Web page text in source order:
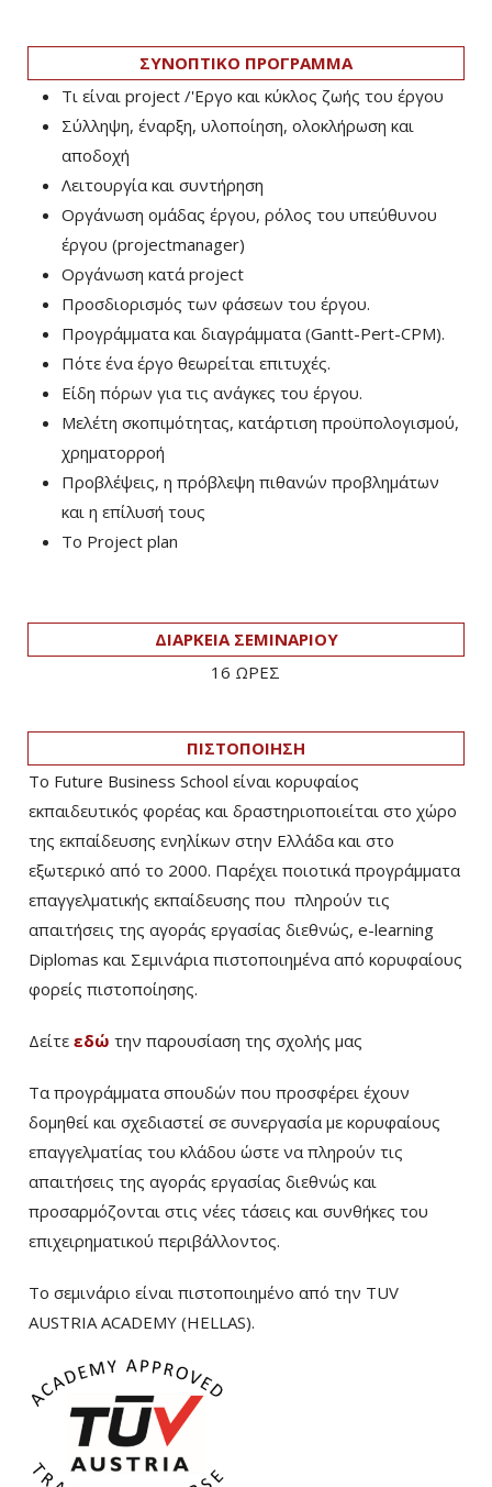
ΣΥΝΟΠΤΙΚΟ ΠΡΟΓΡΑΜΜΑ
Τι είναι project /'Εργο και κύκλος ζωής του έργου
Σύλληψη, έναρξη, υλοποίηση, ολοκλήρωση και
αποδοχή
Λειτουργία και συντήρηση
Οργάνωση ομάδας έργου, ρόλος του υπεύθυνου
έργου (projectmanager)
Οργάνωση κατά project
Προσδιορισμός των φάσεων του έργου.
Προγράμματα και διαγράμματα (Gantt-Pert-CPM).
Πότε ένα έργο θεωρείται επιτυχές.
Είδη πόρων για τις ανάγκες του έργου.
Μελέτη σκοπιμότητας, κατάρτιση προϋπολογισμού,
χρηματορροή
Προβλέψεις, η πρόβλεψη πιθανών προβλημάτων
και η επίλυσή τους
Tο Project plan
ΔΙΑΡΚΕΙΑ ΣΕΜΙΝΑΡΙΟΥ
16 ΩΡΕΣ
ΠΙΣΤΟΠΟΙΗΣΗ
Το Future Business School είναι κορυφαίος
εκπαιδευτικός φορέας και δραστηριοποιείται στο χώρο
της εκπαίδευσης ενηλίκων στην Ελλάδα και στο
εξωτερικό από το 2000. Παρέχει ποιοτικά προγράμματα
επαγγελματικής εκπαίδευσης που πληρούν τις
απαιτήσεις της αγοράς εργασίας διεθνώς, e-learning
Diplomas και Σεμινάρια πιστοποιημένα από κορυφαίους
φορείς πιστοποίησης.
Δείτε εδώ την παρουσίαση της σχολής μας
Τα προγράμματα σπουδών που προσφέρει έχουν
δομηθεί και σχεδιαστεί σε συνεργασία με κορυφαίους
επαγγελματίας του κλάδου ώστε να πληρούν τις
απαιτήσεις της αγοράς εργασίας διεθνώς και
προσαρμόζονται στις νέες τάσεις και συνθήκες του
επιχειρηματικού περιβάλλοντος.
Το σεμινάριο είναι πιστοποιημένο από την TUV
AUSTRIA ACADEMY (HELLAS).